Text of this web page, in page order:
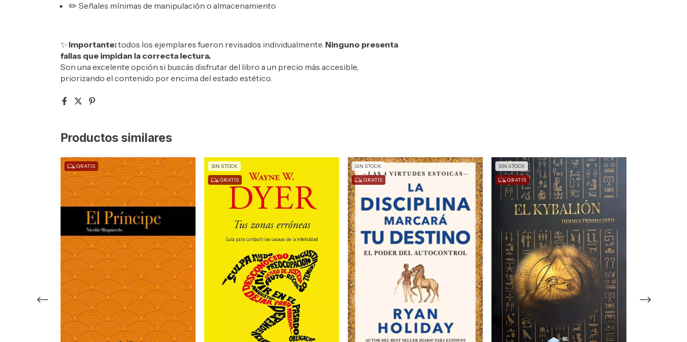
✏️ Señales mínimas de manipulación o almacenamiento
✨ Importante:todos los ejemplares fueron revisados individualmente. Ninguno presenta
fallas que impidan la correcta lectura.
Son una excelente opción si buscás disfrutar del libro a un precio más accesible,
priorizando el contenido por encima del estado estético.
Productos similares
GRATIS SIN STOCK
GRATIS
SIN STOCK
GRATIS
SIN STOCK
GRATIS